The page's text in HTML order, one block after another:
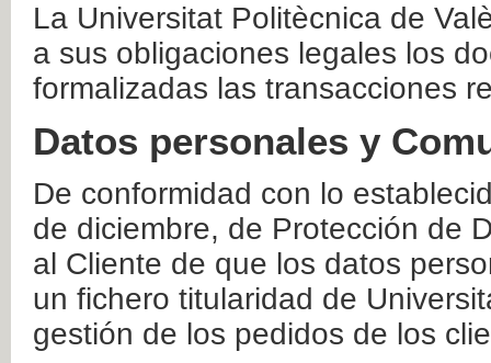
La Universitat Politècnica de
a sus obligaciones legales los
formalizadas las transacciones
Datos personales y
De conformidad con lo
de diciembre, de Protección de
al Cliente de que los datos
un fichero titularidad de
gestión de los pedidos de los